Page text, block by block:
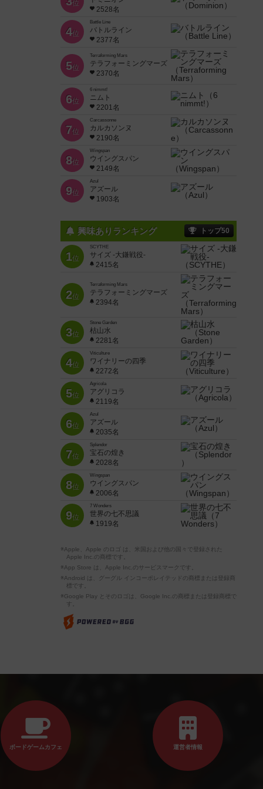
位
2528名
4位
Battle Line
バトルライン
2377名
5位
Terraforming Mars
テラフォーミングマーズ
2370名
6位
6 nimmt!
ニムト
2201名
7位
Carcassonne
カルカソンヌ
2190名
8位
Wingspan
ウイングスパン
2149名
9位
Azul
アズール
1903名
興味ありランキング トップ50
1位
SCYTHE
サイズ -大鎌戦役-
2415名
2位
Terraforming Mars
テラフォーミングマーズ
2394名
3位
Stone Garden
枯山水
2281名
4位
Viticulture
ワイナリーの四季
2272名
5位
Agricola
アグリコラ
2119名
6位
Azul
アズール
2035名
7位
Splendor
宝石の煌き
2028名
8位
Wingspan
ウイングスパン
2006名
9位
7 Wonders
世界の七不思議
1919名
※Apple、Apple のロゴ は、米国および他の国々で登録された
Apple Inc.の商標です。
※App Store は、Apple Inc.のサービスマークです。
※Android は、グーグル インコーポレイテッドの商標または登録商
標です。
※Google Play とそのロゴは、Google Inc.の商標または登録商標で
す。
ボードゲームカフェ 運営者情報